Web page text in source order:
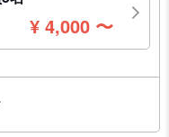
¥ 4,000 円
〜